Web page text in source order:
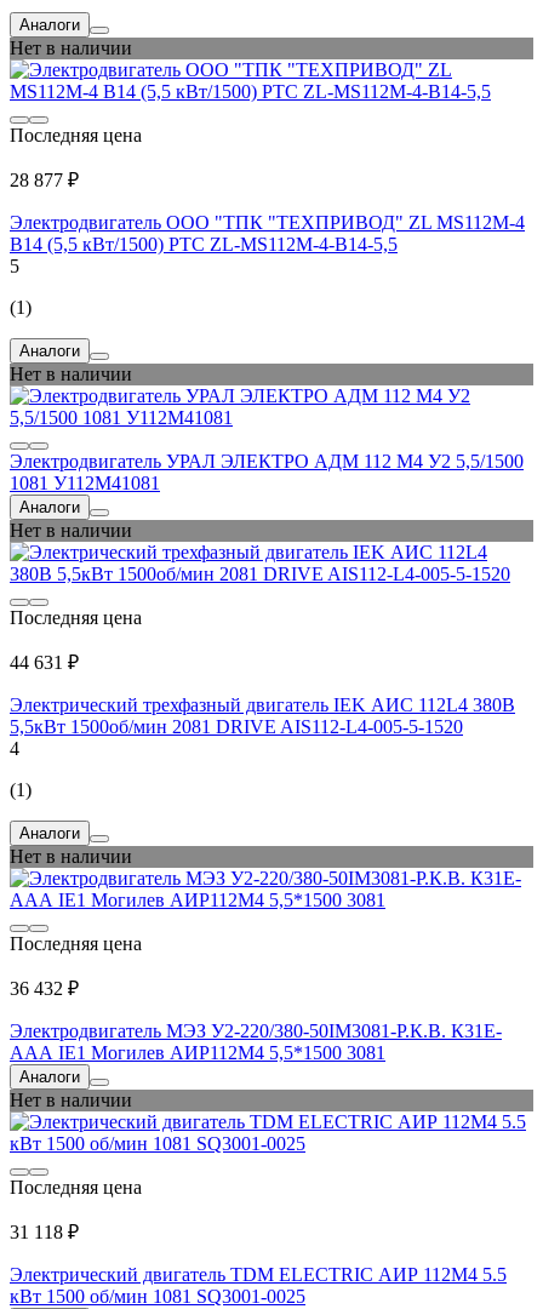
Аналоги
Нет в наличии
Последняя цена
28 877 ₽
Электродвигатель ООО "ТПК "ТЕХПРИВОД" ZL MS112M-4
B14 (5,5 кВт/1500) РТС ZL-MS112M-4-B14-5,5
5
(1)
Аналоги
Нет в наличии
Электродвигатель УРАЛ ЭЛЕКТРО АДМ 112 М4 У2 5,5/1500
1081 У112М41081
Аналоги
Нет в наличии
Последняя цена
44 631 ₽
Электрический трехфазный двигатель IEK АИС 112L4 380В
5,5кВт 1500об/мин 2081 DRIVE AIS112-L4-005-5-1520
4
(1)
Аналоги
Нет в наличии
Последняя цена
36 432 ₽
Электродвигатель МЭЗ У2-220/380-50IM3081-Р.К.В. К31Е-
ААА IE1 Могилев АИР112М4 5,5*1500 3081
Аналоги
Нет в наличии
Последняя цена
31 118 ₽
Электрический двигатель TDM ELECTRIC АИР 112M4 5.5
кВт 1500 об/мин 1081 SQ3001-0025